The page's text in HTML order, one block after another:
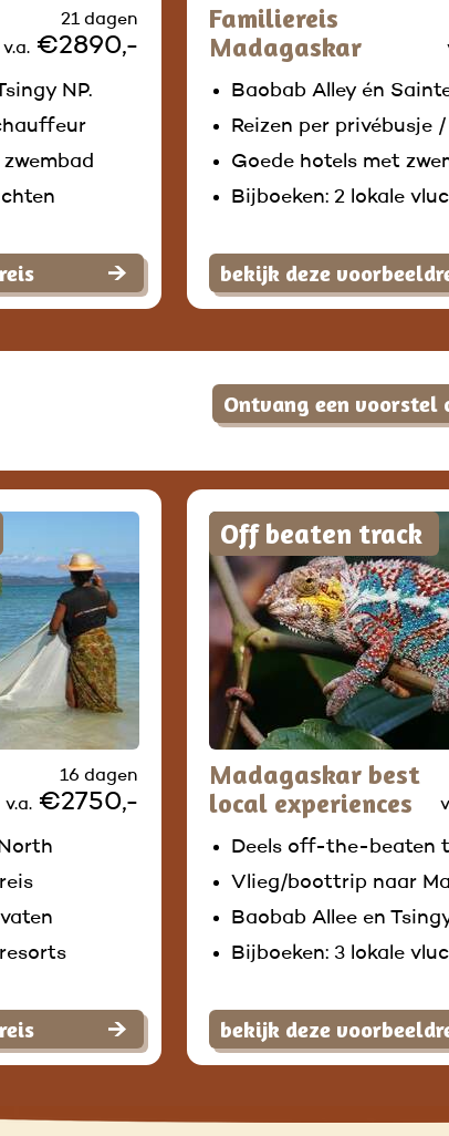
21 dagen
v.a.€2890,-
NP.
Familiereis
Madagaskar
Baobab Alley én
Reizen per privébusje
Goede hotels met
Bijboeken: 2 lokale
bekijk deze
Ontvang een voorstel
16 dagen
v.a.€2750,-
Off beaten track
Madagaskar best
local experiences
Deels off-the-beaten
Vlieg/boottrip naar
Baobab Allee en
Bijboeken: 3 lokale
bekijk deze